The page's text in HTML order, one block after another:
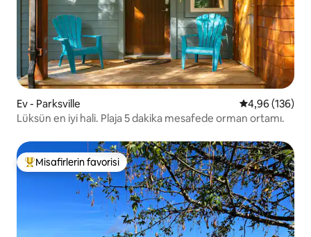
Ev - Parksville 5 üzerinden
4,96 (136)
Lüksün en iyi hali. Plaja 5 dakika mesafede orman ortamı.
Misafirlerin favorilerinden en beğenilenler arasında
Misafirlerin favorisi